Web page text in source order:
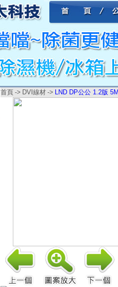
首頁 -> DVI線材 -> LND DP公公 1.2版